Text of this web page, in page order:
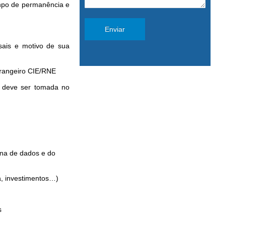
de permanência e
e motivo de sua
CIE/RNE
ser tomada no
de dados e do
investimentos…)